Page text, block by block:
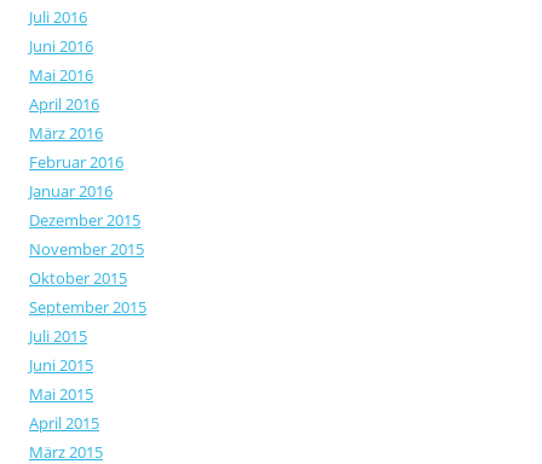
Juli 2016
Juni 2016
Mai 2016
April 2016
März 2016
Februar 2016
Januar 2016
Dezember 2015
November 2015
Oktober 2015
September 2015
Juli 2015
Juni 2015
Mai 2015
April 2015
März 2015